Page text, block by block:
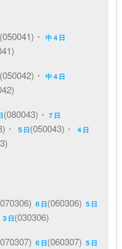
(050041)・中４日
(050042)・中４日
(080043)・ ７日
・ ５日(050043)・ ４日
６日(060306) ５日
３日(030306)
６日(060307) ５日